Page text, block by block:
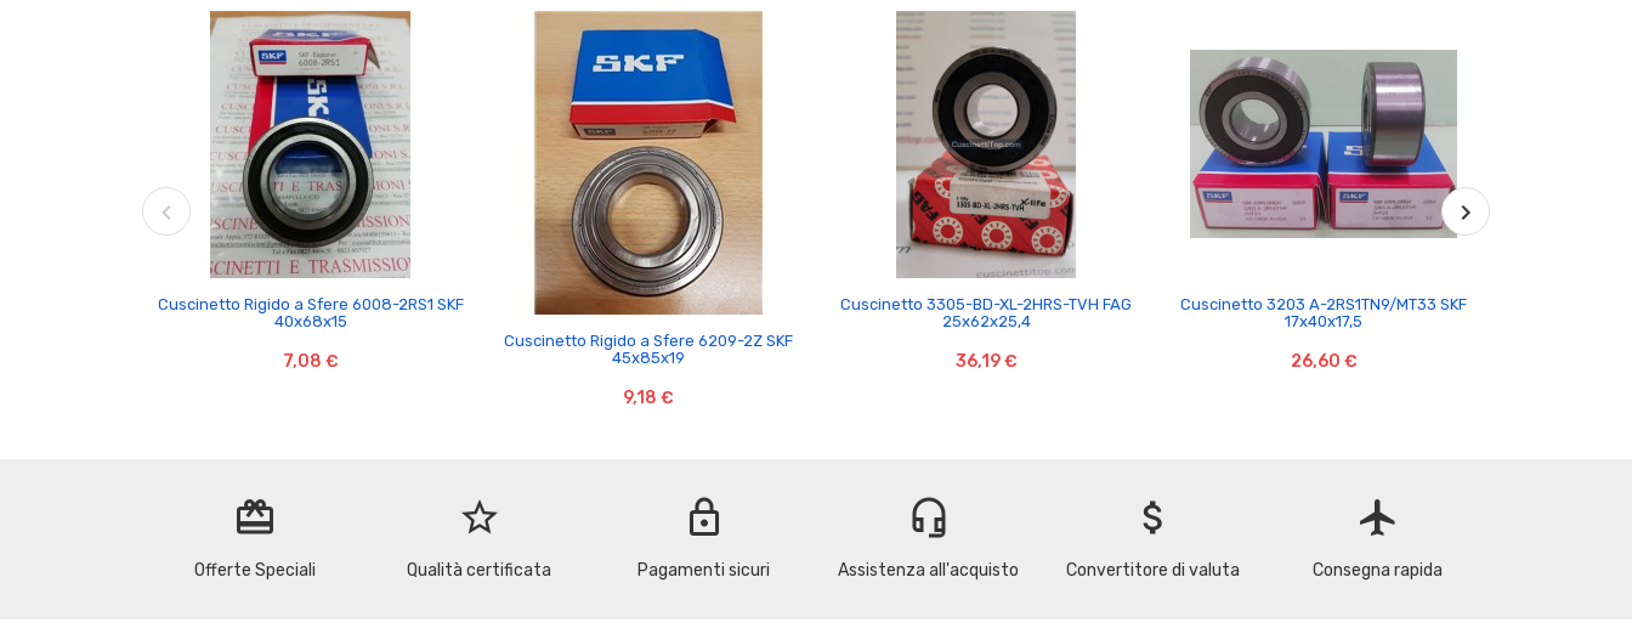

Cuscinetto Rigido a Sfere 6008-2RS1 SKF
40x68x15
7,08 €

Cuscinetto Rigido a Sfere 6209-2Z SKF
45x85x19
9,18 €

Cuscinetto 3305-BD-XL-2HRS-TVH FAG
25x62x25,4
36,19 €

Cuscinetto 3203 A-2RS1TN9/MT33 SKF
17x40x17,5
26,60 €
redeem
Offerte Speciali
star_border
Qualità certificata
lock
Pagamenti sicuri
headset_mic
Assistenza all'acquisto
attach_money
Convertitore di valuta
flight
Consegna rapida